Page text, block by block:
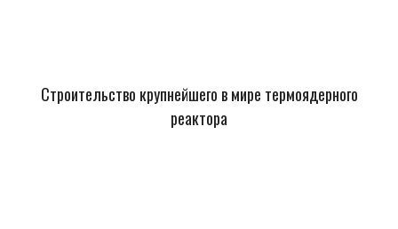
Строительство крупнейшего в мире термоядерного
реактора